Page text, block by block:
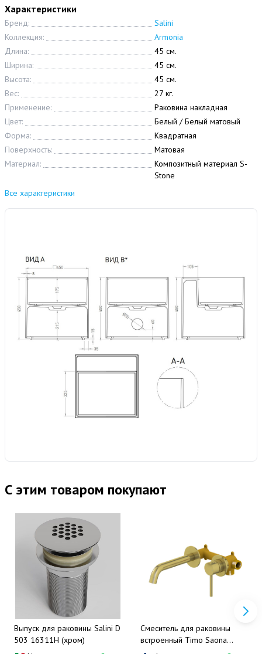
Характеристики
Бренд:
Salini
Коллекция:
Armonia
Длина:
45 см.
Ширина:
45 см.
Высота:
45 см.
Вес:
27 кг.
Применение:
Раковина накладная
Цвет:
Белый / Белый матовый
Форма:
Квадратная
Поверхность:
Матовая
Материал:
Композитный материал S-
Stone
Все характеристики
С этим товаром покупают
Выпуск для раковины Salini D
503 16311H (хром)
Смеситель для раковины
встроенный Timo Saona